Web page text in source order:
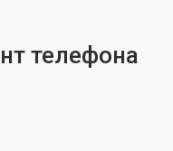
телефона